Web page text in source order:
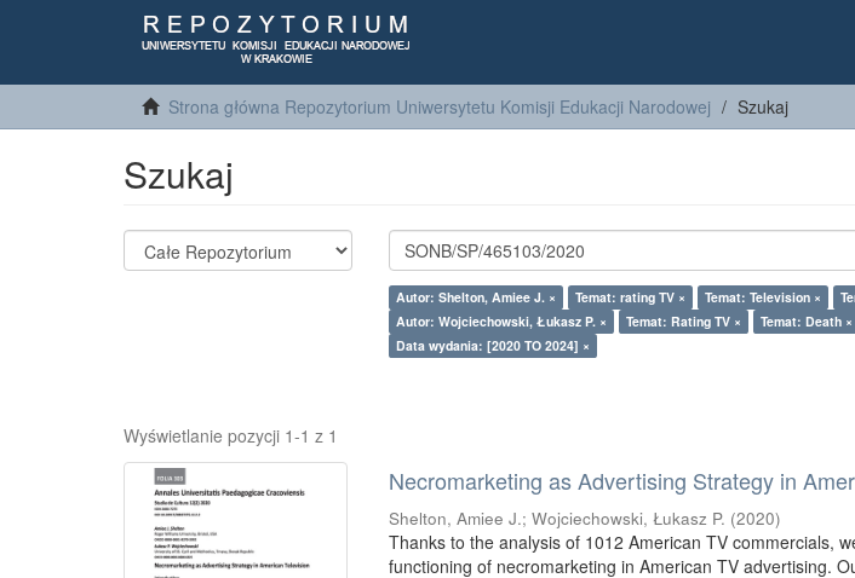
Strona główna Repozytorium Uniwersytetu Komisji Edukacji Narodowej Szukaj
Szukaj
Autor: Shelton, Amiee J. × Temat: rating TV × Temat: Television ×
Autor: Wojciechowski, Łukasz P. ×
Temat: Rating TV × Temat: Death ×
Data wydania: [2020 TO 2024] ×
Wyświetlanie pozycji 1-1 z 1
Necromarketing as Advertising Strategy in
Shelton, Amiee J.;Wojciechowski, Łukasz P. (2020)
Thanks to the analysis of 1012 American TV commercials,
functioning of necromarketing in American TV advertising.